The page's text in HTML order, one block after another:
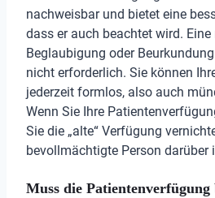
nachweisbar und bietet eine
dass er auch beachtet wird.
Beglaubigung oder
nicht erforderlich. Sie können
jederzeit formlos, also auch
Wenn Sie Ihre
Sie die „alte“ Verfügung
bevollmächtigte Person darüber
Muss die Patientenverfügung